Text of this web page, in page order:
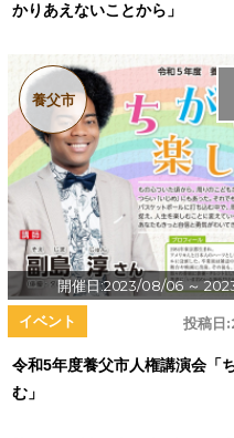
かりあえないことから」
開催日:2023/08/06 ～
養父市
投稿日:
イベント
令和5年度養父市人権講演会「
む」